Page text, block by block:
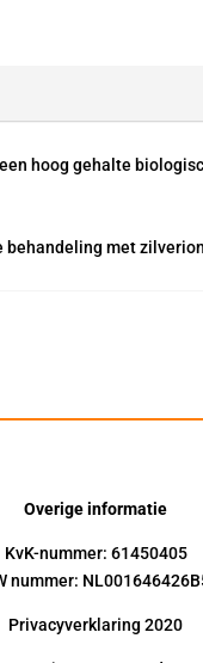
hoog gehalte
behandeling met
Overige informatie
KvK-nummer: 61450405
nummer:
Privacyverklaring 2020